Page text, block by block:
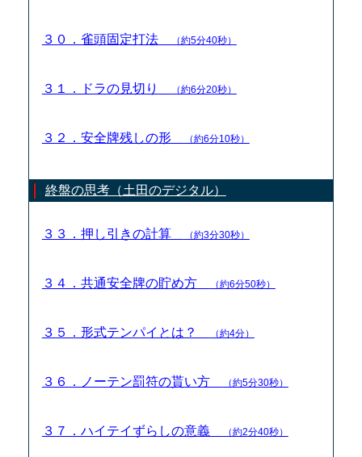
３０．雀頭固定打法 （約5分40秒）
３１．ドラの見切り （約6分20秒）
３２．安全牌残しの形 （約6分10秒）
終盤の思考（土田のデジタル）
３３．押し引きの計算 （約3分30秒）
３４．共通安全牌の貯め方 （約6分50秒）
３５．形式テンパイとは？ （約4分）
３６．ノーテン罰符の貰い方 （約5分30秒）
３７．ハイテイずらしの意義 （約2分40秒）